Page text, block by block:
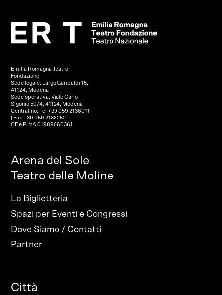
Emilia Romagna Teatro
Fondazione
Sede legale: Largo Garibaldi 15,
41124, Modena
Sede operativa: Viale Carlo
Sigonio 50/4, 41124, Modena
Centralino: Tel +39 059 2136011
| Fax +39 059 2138252
CF e P.IVA 01989060361
Arena del Sole
Teatro delle Moline
La Biglietteria
Spazi per Eventi e Congressi
Dove Siamo / Contatti
Partner
Città